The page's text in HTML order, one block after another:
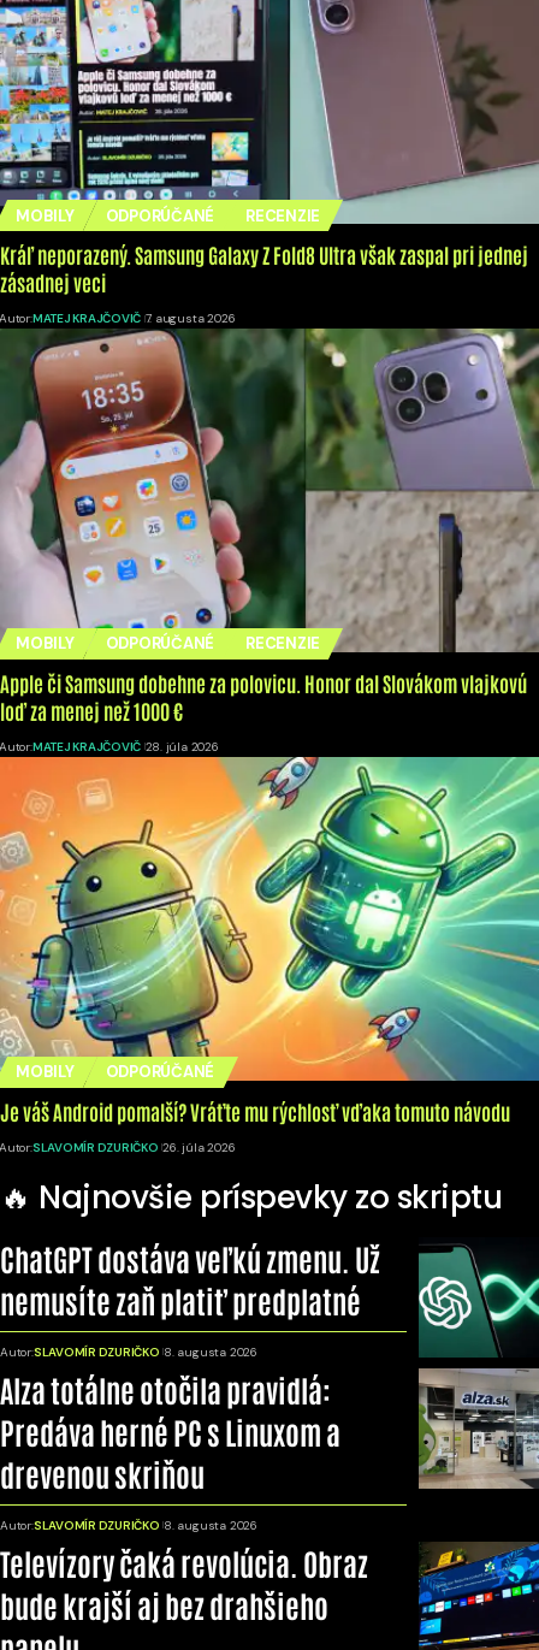
MOBILY ODPORÚČANÉ RECENZIE
Kráľ neporazený. Samsung Galaxy Z Fold8 Ultra však zaspal pri jednej
zásadnej veci
Autor:MATEJ KRAJČOVIČ 7. augusta 2026
MOBILY ODPORÚČANÉ RECENZIE
Apple či Samsung dobehne za polovicu. Honor dal Slovákom vlajkovú
loď za menej než 1000 €
Autor:MATEJ KRAJČOVIČ 28. júla 2026
MOBILY ODPORÚČANÉ
Je váš Android pomalší? Vráťte mu rýchlosť vďaka tomuto návodu
Autor:SLAVOMÍR DZURIČKO 26. júla 2026
🔥 Najnovšie príspevky zo skriptu
ChatGPT dostáva veľkú zmenu. Už
nemusíte zaň platiť predplatné
Autor:SLAVOMÍR DZURIČKO 8. augusta 2026
Alza totálne otočila pravidlá:
Predáva herné PC s Linuxom a
drevenou skriňou
Autor:SLAVOMÍR DZURIČKO 8. augusta 2026
Televízory čaká revolúcia. Obraz
bude krajší aj bez drahšieho